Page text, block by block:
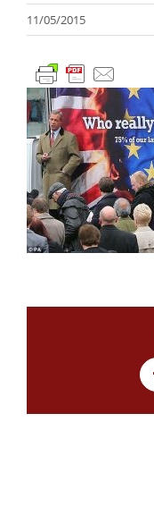
11/05/2015